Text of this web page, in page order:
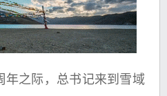
之际，总书记来到雪域